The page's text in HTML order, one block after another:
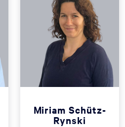
Miriam Schütz-
Rynski